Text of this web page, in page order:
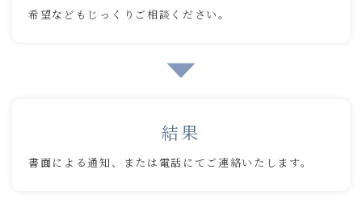
希望などもじっくりご相談ください。
結果
書面による通知、または電話にてご連絡いたします。